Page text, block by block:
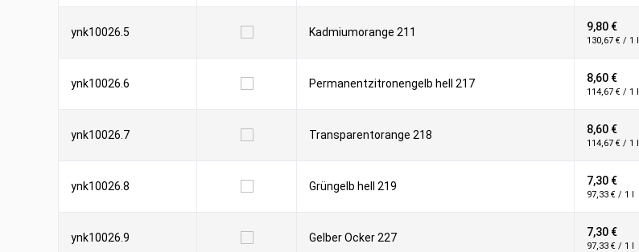
ynk10026.5 Kadmiumorange 211 9,80 €
130,67 € / 1 l
ynk10026.6 Permanentzitronengelb hell 217 8,60 €
114,67 € / 1 l
ynk10026.7 Transparentorange 218 8,60 €
114,67 € / 1 l
ynk10026.8 Grüngelb hell 219 7,30 €
97,33 € / 1 l
ynk10026.9 Gelber Ocker 227 7,30 €
97,33 € / 1 l